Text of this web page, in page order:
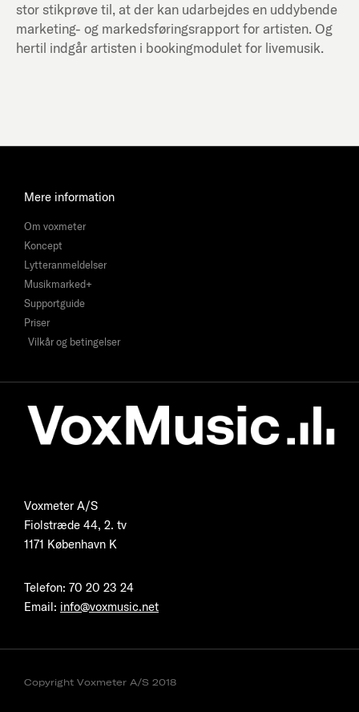
stor stikprøve til, at der kan udarbejdes en uddybende
marketing- og markedsføringsrapport for artisten. Og
hertil indgår artisten i bookingmodulet for livemusik.
Mere information
Om voxmeter
Koncept
Lytteranmeldelser
Musikmarked+
Supportguide
Priser
Vilkår og betingelser
Voxmeter A/S
Fiolstræde 44, 2. tv
1171 København K
Telefon: 70 20 23 24
Email: info@voxmusic.net
Copyright Voxmeter A/S 2018